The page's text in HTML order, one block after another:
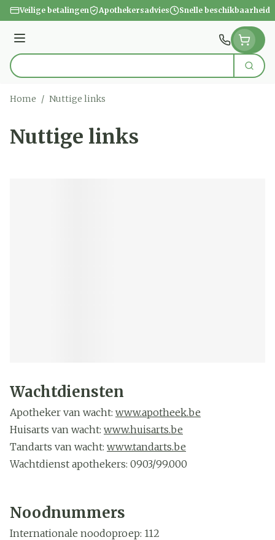
Ga naar de inhoud
Veilige betalingen Apothekersadvies Snelle beschikbaarheid
Menu
Product, merk, categorie... Zoek
Home / Nuttige links
Nuttige links
Wachtdiensten
Apotheker van wacht: www.apotheek.be
Huisarts van wacht: www.huisarts.be
Tandarts van wacht: www.tandarts.be
Wachtdienst apothekers: 0903/99.000
Noodnummers
Internationale noodoproep: 112